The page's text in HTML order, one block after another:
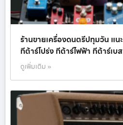
ร้านขายเครื่องดนตรีปทุมวัน แน
กีต้าร์โปร่ง กีต้าร์ไฟฟ้า กีต้าร์เบ
ดูเพิ่มเติม »